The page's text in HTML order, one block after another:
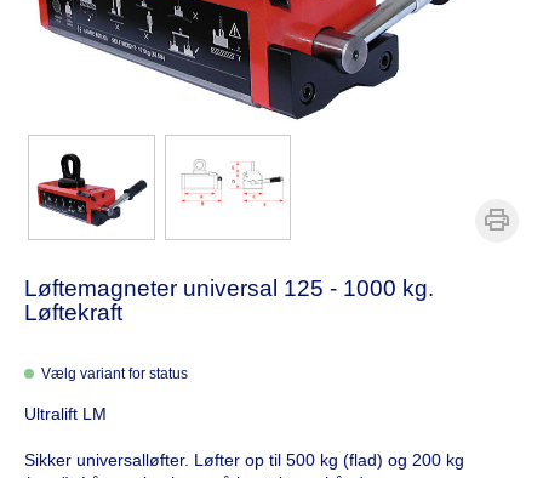
Løftemagneter universal 125 - 1000 kg.
Løftekraft
Vælg variant for status
Ultralift LM
Sikker universalløfter. Løfter op til 500 kg (flad) og 200 kg